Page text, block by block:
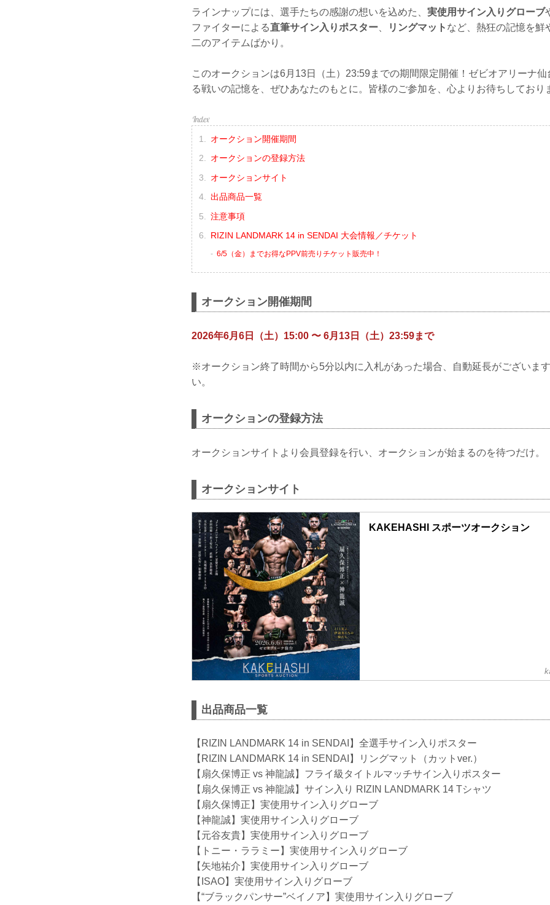
ラインナップには、選手たちの感謝の想いを込めた、 実使用サイン入りグローブ
ファイターによる直筆サイン入りポスター リングマット など、熱狂の記憶を鮮
二のアイテムばかり。
このオークションは6月13日（土）23:59までの期間限定開催！ゼビオアリーナ
る戦いの記憶を、ぜひあなたのもとに。皆様のご参加を、心よりお待ちしており
オークション開催期間
オークションの登録方法
オークションサイト
出品商品一覧
注意事項
RIZIN LANDMARK 14 in SENDAI 大会情報／チケット
6/5（金）までお得なPPV前売りチケット販売中！
オークション開催期間
2026年6月6日（土）15:00 〜 6月13日（土）23:59まで
※オークション終了時間から5分以内に入札があった場合、自動延長がございま
い。
オークションの登録方法
オークションサイトより会員登録を行い、オークションが始まるのを待つだけ。
オークションサイト
KAKEHASHI スポーツオークション
出品商品一覧
【RIZIN LANDMARK 14 in SENDAI】全選手サイン入りポスター
【RIZIN LANDMARK 14 in SENDAI】リングマット（カットver.）
【扇久保博正 vs 神龍誠】フライ級タイトルマッチサイン入りポスター
【扇久保博正 vs 神龍誠】サイン入り RIZIN LANDMARK 14 Tシャツ
【扇久保博正】実使用サイン入りグローブ
【神龍誠】実使用サイン入りグローブ
【元谷友貴】実使用サイン入りグローブ
【トニー・ララミー】実使用サイン入りグローブ
【矢地祐介】実使用サイン入りグローブ
【ISAO】実使用サイン入りグローブ
【“ブラックパンサー”ベイノア】実使用サイン入りグローブ